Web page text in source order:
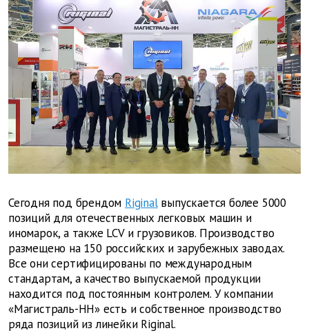
Сегодня под брендом Riginalвыпускается более 5000
позиций для отечественных легковых машин и
иномарок, а также LCV и грузовиков. Производство
размещено на 150 российских и зарубежных заводах.
Все они сертифицированы по международным
стандартам, а качество выпускаемой продукции
находится под постоянным контролем. У компании
«Магистраль-НН» есть и собственное производство
ряда позиций из линейки Riginal.